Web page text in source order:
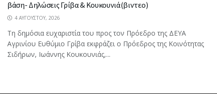
βάση- Δηλώσεις Γρίβα & Κουκουνιά(βιντεο)
4 ΑΥΓΟΎΣΤΟΥ, 2026
Τη δημόσια ευχαριστία του προς τον Πρόεδρο της ΔΕΥΑ
Αγρινίου Ευθύμιο Γρίβα εκφράζει ο Πρόεδρος της Κοινότητας
Σιδήρων, Ιωάννης Κουκουνιάς,...